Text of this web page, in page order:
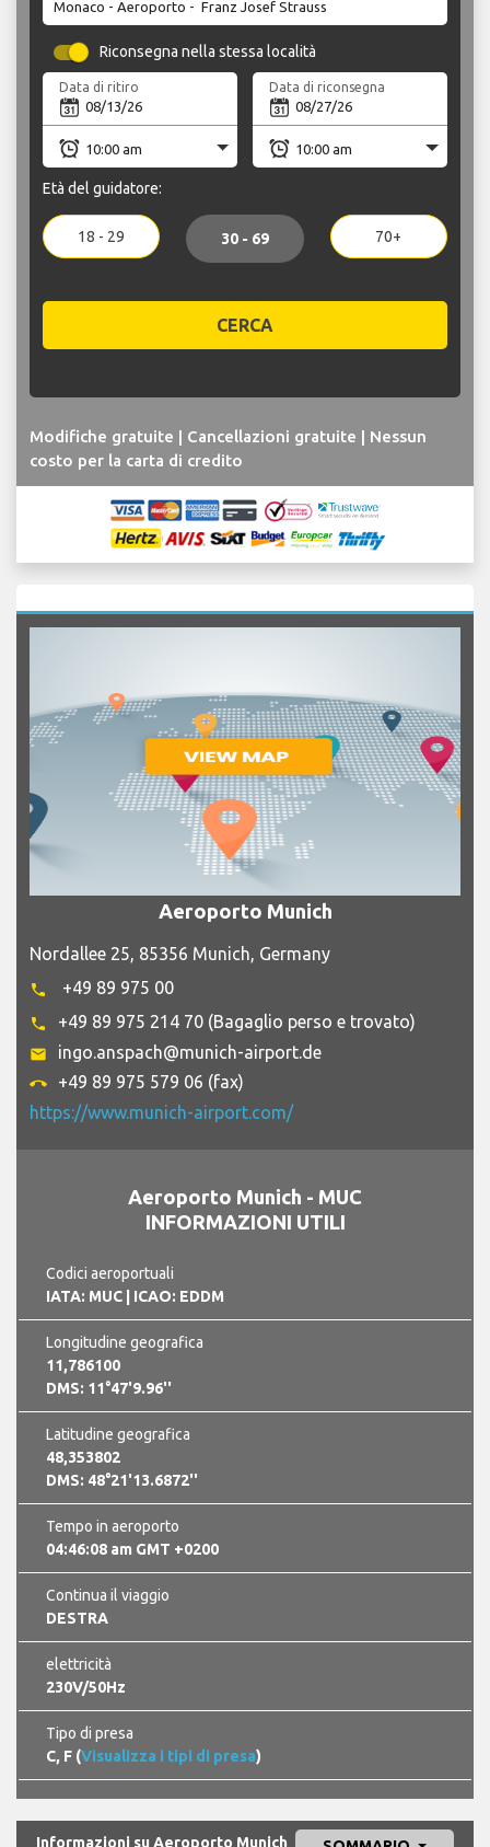
Riconsegna nella stessa località
Data di ritiro Data di riconsegna
Età del guidatore:
18 - 29 30 - 69 70+
CERCA
Modifiche gratuite | Cancellazioni gratuite | Nessun
costo per la carta di credito
Aeroporto Munich
Nordallee 25, 85356 Munich, Germany
phone +49 89 975 00
phone +49 89 975 214 70 (Bagaglio perso e trovato)
email ingo.anspach@munich-airport.de
call_end
+49 89 975 579 06 (fax)
https://www.munich-airport.com/
Aeroporto Munich - MUC
INFORMAZIONI UTILI
Codici aeroportuali
IATA: MUC
| ICAO: EDDM
Longitudine geografica
11,786100
DMS: 11°47'9.96''
Latitudine geografica
48,353802
DMS: 48°21'13.6872''
Tempo in aeroporto
04:46:09 am GMT +0200
Continua il viaggio
DESTRA
elettricità
230V/50Hz
Tipo di presa
C, F (Visualizza i tipi di presa)
Informazioni su Aeroporto Munich